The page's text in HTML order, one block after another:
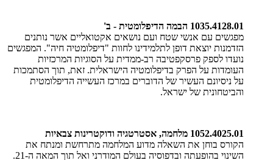
1035.4128.01 הבמה הדיפלומטית - ב'
מפגשים עם אנשי שטח ועם נושאים אקטואליים אשר נותנים
הזדמנות יוצאת דופן לתלמידינו לחוות "דיפלומטיה חיה". המפגשים
נועדו לספק פרסקפטיבה רב-ממדית על הסוגיות המרכזיות
העומדות על הפרק בדיפלומטיה הישראלית. זאת, תוך הסתמכות
על ניסיונם העשיר של הדוברים במרכז העשייה הדיפלומטית
והביטחונית של ישראל.
1052.4025.01 מלחמה, אסטרטגיה ודוקטרינות צבאיות
הקורס בוחן את השאלה מדוע המלחמה מתרחשת ומנתח את
השינוי בהופעתה ובדפוסיה בעולם המודרני ואל תוך המאה ה-21.